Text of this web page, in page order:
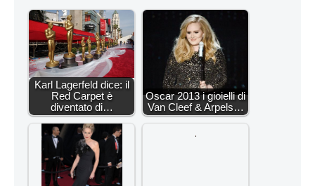
Karl Lagerfeld dice: il
Red Carpet è
diventato di…
Oscar 2013 i gioielli di
Van Cleef & Arpels…